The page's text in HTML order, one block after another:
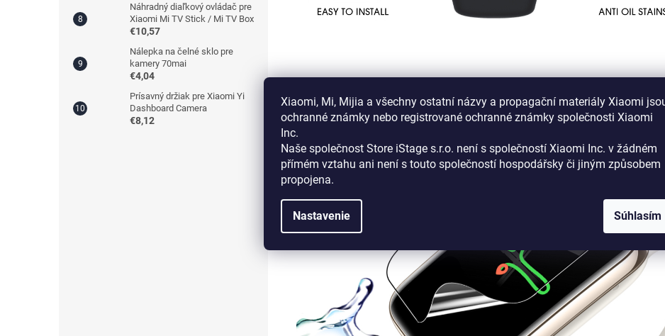
Xiaomi, Mi, Mijia a všechny ostatní názvy a propagační materiály Xiaomi
ochranné známky nebo registrované ochranné známky společnosti Xiaomi
Inc.
Naše společnost Store iStage s.r.o. není s společností Xiaomi Inc. v žádném
přímém vztahu ani není s touto společností hospodářsky či jiným způsobem
propojena.
Nastavenie Súhlasím
Náhradný diaľkový ovládač pre
Xiaomi Mi TV Stick / Mi TV Box
€10,57
Nálepka na čelné sklo pre
kamery 70mai
€4,04
Prísavný držiak pre Xiaomi Yi
Dashboard Camera
€8,12